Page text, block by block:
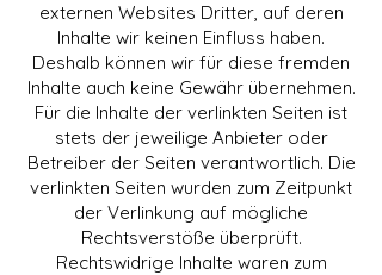
externen Websites Dritter, auf deren
Inhalte wir keinen Einfluss haben.
Deshalb können wir für diese fremden
Inhalte auch keine Gewähr übernehmen.
Für die Inhalte der verlinkten Seiten ist
stets der jeweilige Anbieter oder
Betreiber der Seiten verantwortlich. Die
verlinkten Seiten wurden zum Zeitpunkt
der Verlinkung auf mögliche
Rechtsverstöße überprüft.
Rechtswidrige Inhalte waren zum